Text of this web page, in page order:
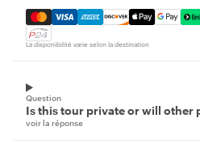
Mastercard, Visa, Amex,
La disponibilité varie selon la destination
Question
Is this tour private or will other
voir la réponse